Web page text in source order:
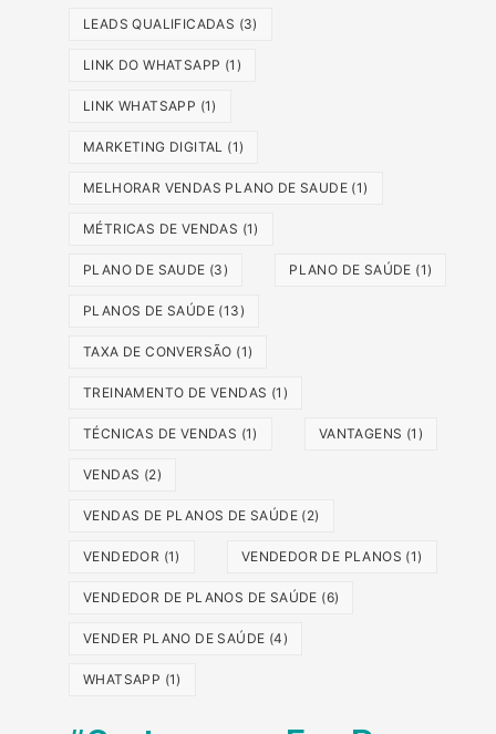
LEADS QUALIFICADAS (3)
LINK DO WHATSAPP (1)
LINK WHATSAPP (1)
MARKETING DIGITAL (1)
MELHORAR VENDAS PLANO DE SAUDE (1)
MÉTRICAS DE VENDAS (1)
PLANO DE SAUDE (3) PLANO DE SAÚDE (1)
PLANOS DE SAÚDE (13)
TAXA DE CONVERSÃO (1)
TREINAMENTO DE VENDAS (1)
TÉCNICAS DE VENDAS (1) VANTAGENS (1)
VENDAS (2)
VENDAS DE PLANOS DE SAÚDE (2)
VENDEDOR (1) VENDEDOR DE PLANOS (1)
VENDEDOR DE PLANOS DE SAÚDE (6)
VENDER PLANO DE SAÚDE (4)
WHATSAPP (1)